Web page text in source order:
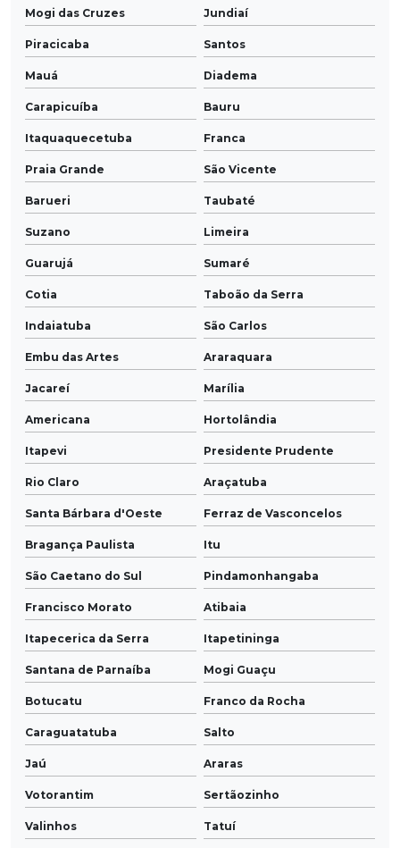
Mogi das Cruzes Jundiaí
Piracicaba Santos
Mauá Diadema
Carapicuíba Bauru
Itaquaquecetuba Franca
Praia Grande São Vicente
Barueri Taubaté
Suzano Limeira
Guarujá Sumaré
Cotia Taboão da Serra
Indaiatuba São Carlos
Embu das Artes Araraquara
Jacareí Marília
Americana Hortolândia
Itapevi Presidente Prudente
Rio Claro Araçatuba
Santa Bárbara d'Oeste Ferraz de Vasconcelos
Bragança Paulista Itu
São Caetano do Sul Pindamonhangaba
Francisco Morato Atibaia
Itapecerica da Serra Itapetininga
Santana de Parnaíba Mogi Guaçu
Botucatu Franco da Rocha
Caraguatatuba Salto
Jaú Araras
Votorantim Sertãozinho
Valinhos Tatuí